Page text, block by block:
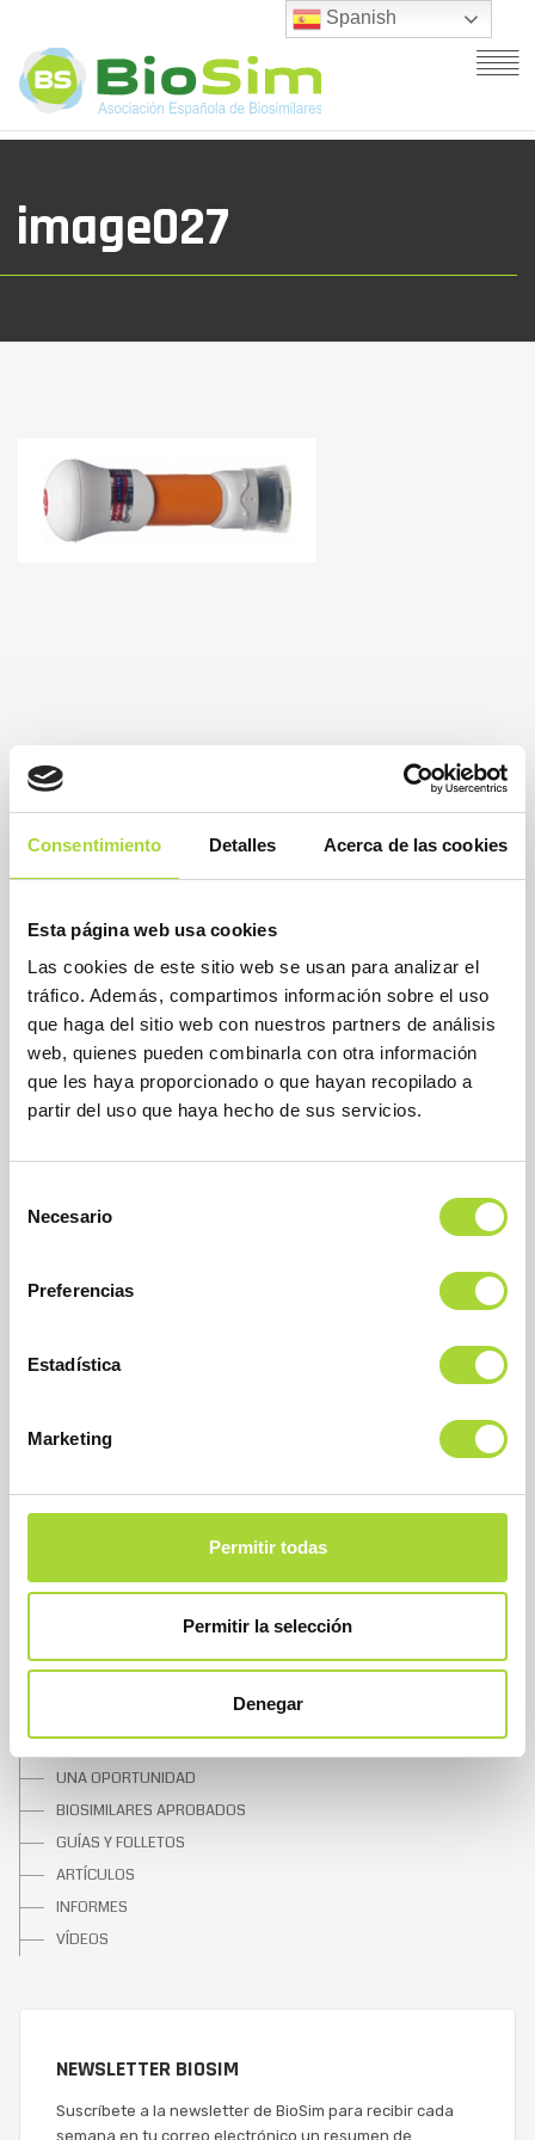
Consentimiento Detalles Acerca de las cookies
Esta página web usa cookies
Las cookies de este sitio web se usan para analizar el
tráfico. Además, compartimos información sobre el uso
que haga del sitio web con nuestros partners de análisis
web, quienes pueden combinarla con otra información
que les haya proporcionado o que hayan recopilado a
partir del uso que haya hecho de sus servicios.
Necesario
Preferencias
Estadística
Marketing
Permitir todas
Permitir la selección
Denegar
image027
BioSim
Asociación Española de Medicamentos Biosimilares
Dirección
28027 Madrid
Teléfono : +34 91 864 31 32
SOBRE BIOSIM
JUNTA DIRECTIVA
ASOCIADOS
ASOCIADOS ADHERIDOS
¿QUÉ SON?
UNA OPORTUNIDAD
BIOSIMILARES APROBADOS
GUÍAS Y FOLLETOS
ARTÍCULOS
INFORMES
VÍDEOS
NEWSLETTER BIOSIM
Suscríbete a la newsletter de BioSim para recibir cada
semana en tu correo electrónico un resumen de
Spanish